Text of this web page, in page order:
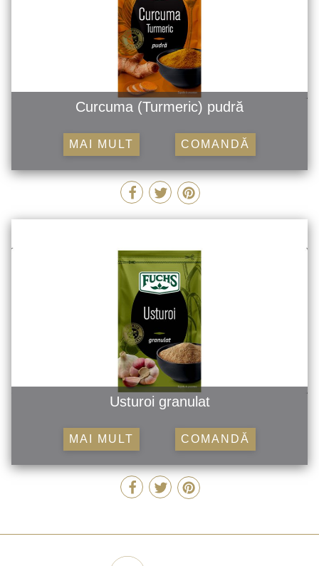
Curcuma (Turmeric) pudră
MAI MULT COMANDĂ
Usturoi granulat
MAI MULT COMANDĂ